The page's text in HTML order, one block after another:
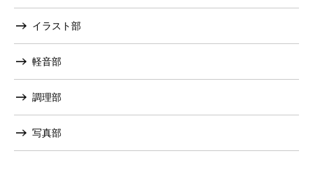
イラスト部
軽音部
調理部
写真部